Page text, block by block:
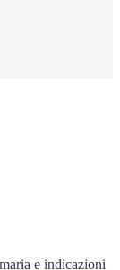
e indicazioni